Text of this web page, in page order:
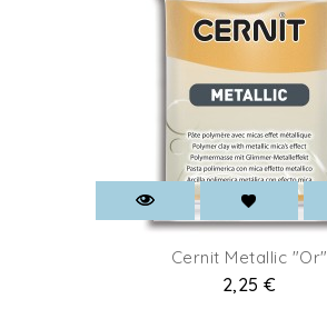
Cernit Metallic "Or"
Prix
2,25 €